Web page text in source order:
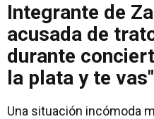
Integrante de
acusada de
durante
la plata y te vas"
Una situación incómoda